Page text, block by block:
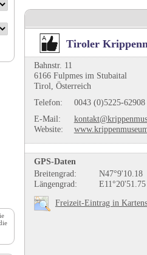
Tiroler
Bahnstr. 11
6166 Fulpmes im Stubaital
Tirol, Österreich
Telefon:
0043 (0)5225-62908
E-Mail:
Website:
GPS-Daten
Breitengrad:
N47°9'10.18
Längengrad:
E11°20'51.75
Freizeit-Eintrag in